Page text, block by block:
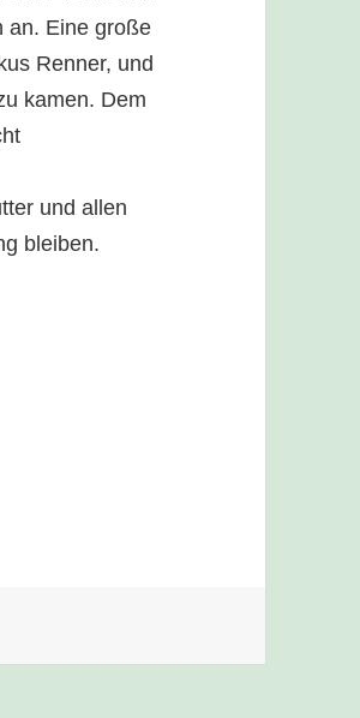
an. Eine große
Renner, und
kamen. Dem
und allen
bleiben.